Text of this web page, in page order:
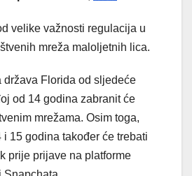
velike važnosti regulacija u
mreža maloljetnih lica.
država Florida od sljedeće
od 14 godina zabranit će
mrežama. Osim toga,
15 godina također će trebati
prije prijave na platforme